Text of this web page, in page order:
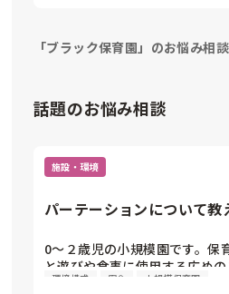
「ブラック保育園」のお悩み相
話題のお悩み相談
施設・環境
パーテーションについて教
0〜２歳児の小規模園です。保
と遊びや食事に使用する広めの
広すぎると走り回ったりして
環境構成 安全 小規模保育園